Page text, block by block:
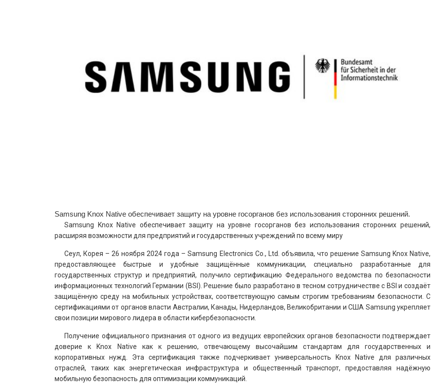
Samsung Knox Native обеспечивает защиту на уровне госорганов без использования сторонних решений.
Samsung Knox Native обеспечивает защиту на уровне госорганов без использования сторонних решений,
расширяя возможности для предприятий и государственных учреждений по всему миру
Сеул, Корея – 26 ноября 2024 года – Samsung Electronics Co., Ltd. объявила, что решение Samsung Knox Native,
предоставляющее быстрые и удобные защищённые коммуникации, специально разработанные для
государственных структур и предприятий, получило сертификацию Федерального ведомства по безопасности
информационных технологий Германии (BSI). Решение было разработано в тесном сотрудничестве с BSI и создаёт
защищённую среду на мобильных устройствах, соответствующую самым строгим требованиям безопасности. С
сертификациями от органов власти Австралии, Канады, Нидерландов, Великобритании и США Samsung укрепляет
свои позиции мирового лидера в области кибербезопасности.
Получение официального признания от одного из ведущих европейских органов безопасности подтверждает
доверие к Knox Native как к решению, отвечающему высочайшим стандартам для государственных и
корпоративных нужд. Эта сертификация также подчеркивает универсальность Knox Native для различных
отраслей, таких как энергетическая инфраструктура и общественный транспорт, предоставляя надёжную
мобильную безопасность для оптимизации коммуникаций.